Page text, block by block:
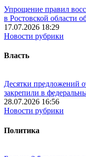
Упрощение правил
в Ростовской области
17.07.2026 18:29
Новости рубрики
Власть
Десятки предложений
закрепили в
28.07.2026 16:56
Новости рубрики
Политика